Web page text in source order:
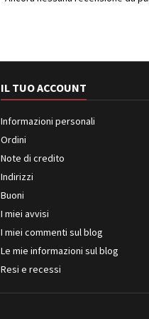
IL TUO ACCOUNT
Informazioni personali
Ordini
Note di credito
Indirizzi
Buoni
I miei avvisi
I miei commenti sul blog
Le mie informazioni sul blog
Resi e recessi